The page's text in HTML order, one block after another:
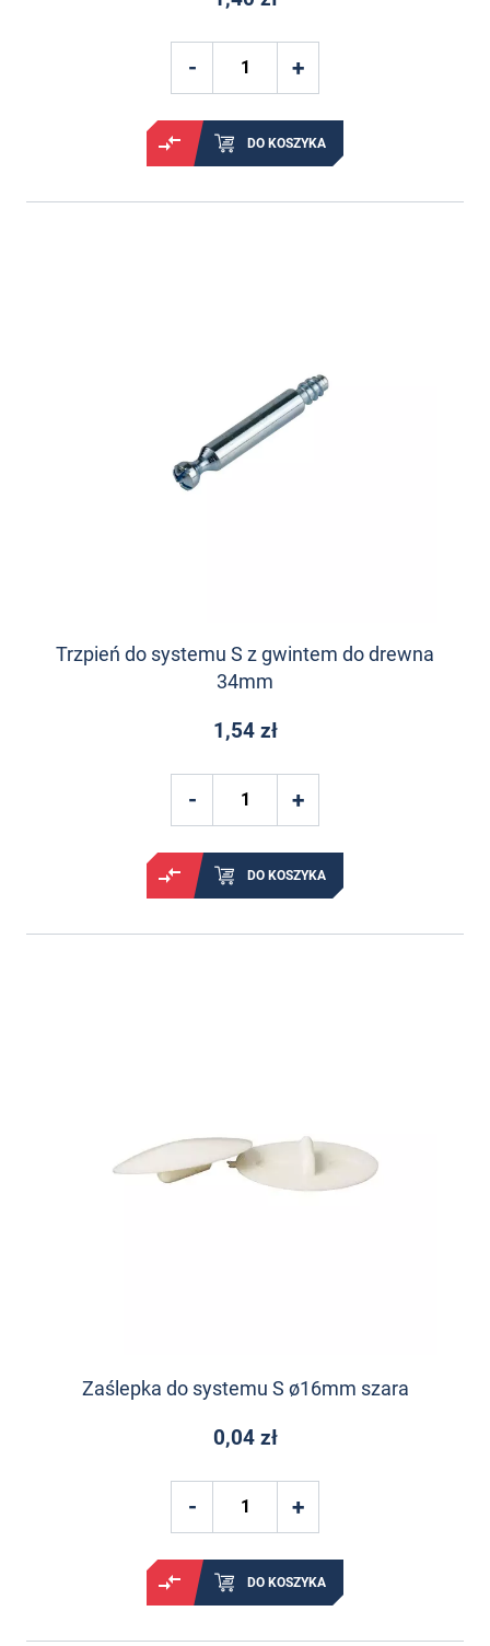
DO KOSZYKA
Trzpień do systemu S z gwintem do drewna
34mm
1,54 zł
DO KOSZYKA
Zaślepka do systemu S ø16mm szara
0,04 zł
DO KOSZYKA